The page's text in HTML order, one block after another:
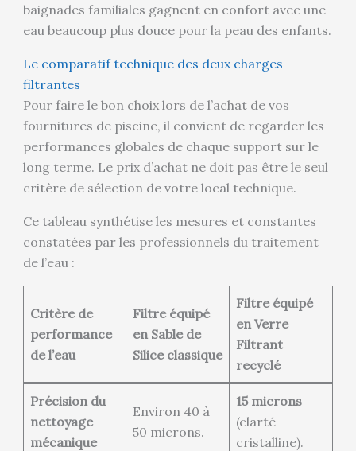
baignades familiales gagnent en confort avec une
eau beaucoup plus douce pour la peau des enfants.
Le comparatif technique des deux charges
filtrantes
Pour faire le bon choix lors de l’achat de vos
fournitures de piscine, il convient de regarder les
performances globales de chaque support sur le
long terme. Le prix d’achat ne doit pas être le seul
critère de sélection de votre local technique.
Ce tableau synthétise les mesures et constantes
constatées par les professionnels du traitement
de l’eau :
Critère de
performance
de l’eau
Filtre équipé
en Sable de
Silice classique
Filtre équipé
en Verre
Filtrant
recyclé
Précision du
nettoyage
mécanique
Environ 40 à
50 microns.
15 microns
(clarté
cristalline).